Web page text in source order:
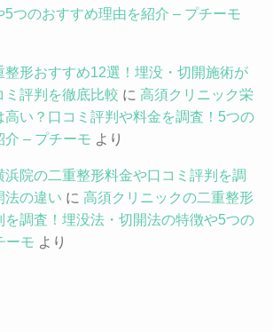
5つのおすすめ理由を紹介 – プチーモ
整形おすすめ12選！埋没・切開施術が
ミ評判を徹底比較 に 高須クリニック栄
高い？口コミ評判や料金を調査！5つの
介 – プチーモ より
院の二重整形料金や口コミ評判を調
法の違い に 高須クリニックの二重整形
を調査！埋没法・切開法の特徴や5つの
ーモ より